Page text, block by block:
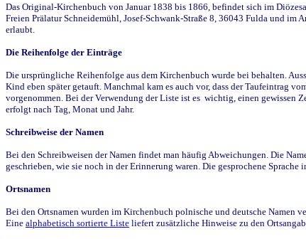
Das Original-Kirchenbuch von Januar 1838 bis 1866, befindet sich im
Freien Prälatur Schneidemühl, Josef-Schwank-Straße 8, 36043 Fulda und im
erlaubt.
Die Reihenfolge der Einträge
Die ursprüngliche Reihenfolge aus dem Kirchenbuch wurde bei behalten.
Kind eben später getauft. Manchmal kam es auch vor, dass der Taufeintrag
vorgenommen. Bei der Verwendung der Liste ist es wichtig, einen gewissen
erfolgt nach Tag, Monat und Jahr.
Schreibweise der Namen
Bei den Schreibweisen der Namen findet man häufig Abweichungen. Die
geschrieben, wie sie noch in der Erinnerung waren. Die gesprochene
Ortsnamen
Bei den Ortsnamen wurden im Kirchenbuch polnische und deutsche Namen
Eine alphabetisch sortierte Liste liefert zusätzliche Hinweise zu den